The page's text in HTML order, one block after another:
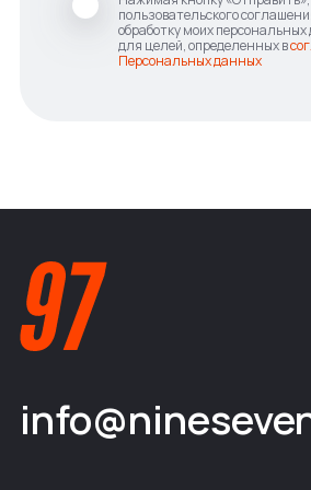
пользовательского
обработку моих
для целей, определенных в
Персональных данных